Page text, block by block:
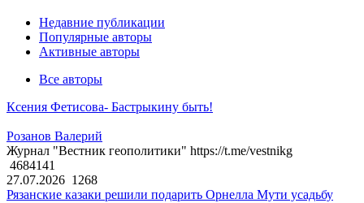
Недавние публикации
Популярные авторы
Активные авторы
Все авторы
Ксения Фетисова- Бастрыкину быть!
Розанов Валерий
Журнал "Вестник геополитики" https://t.me/vestnikg
4684141
27.07.2026 1268
Рязанские казаки решили подарить Орнелла Мути усадьбу